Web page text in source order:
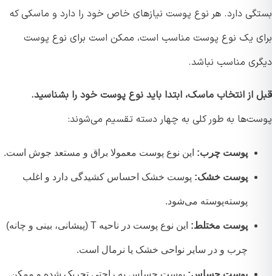
دارد. هر نوع پوست نیازهای خاص خود را دارد و ماسکی که
یک نوع پوست مناسب است، ممکن است برای نوع پوست
مناسب نباشد.
از انتخاب ماسک، ابتدا باید نوع پوست خود را بشناسید.
به طور کلی به چهار دسته تقسیم می‌شوند:
پوست چرب: این نوع پوست معمولا براق و مستعد جوش است.
پوست خشک:پوست خشک احساس کشیدگی دارد و اغلب
پوسته‌پوسته می‌شود.
پوست مختلط: این نوع پوست در ناحیه T (پیشانی، بینی و چانه)
چرب و در سایر نواحی خشک یا نرمال است.
پوست حساس:پوست حساس به راحتی تحریک شده و ممکن